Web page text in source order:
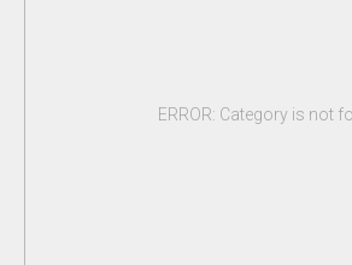
ERROR: Category is not